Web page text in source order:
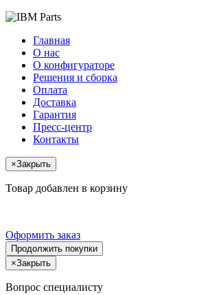
Главная
О нас
О конфигураторе
Решения и сборка
Оплата
Доставка
Гарантия
Пресс-центр
Контакты
×Закрыть
Товар добавлен в корзину
Оформить заказ
Продолжить покупки
×Закрыть
Вопрос специалисту